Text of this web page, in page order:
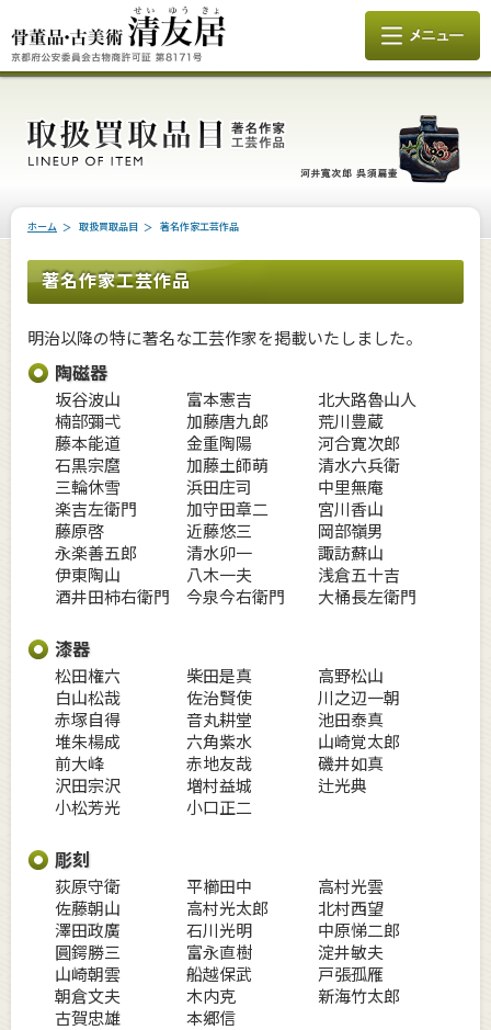
ホーム 取扱買取品目 著名作家工芸作品
著名作家工芸作品
明治以降の特に著名な工芸作家を掲載いたしました。
陶磁器
坂谷波山 富本憲吉
北大路魯山人
楠部彌弌
加藤唐九郎
荒川豊蔵
藤本能道
金重陶陽
河合寛次郎
石黒宗麿
加藤土師萌
清水六兵衛
三輪休雪
浜田庄司
中里無庵
楽吉左衛門
加守田章二
宮川香山
藤原啓
近藤悠三
岡部嶺男
永楽善五郎
清水卯一
諏訪蘇山
伊東陶山
八木一夫
浅倉五十吉
酒井田柿右衛門
今泉今右衛門 大桶長左衛門
漆器
松田権六 柴田是真
高野松山
白山松哉
佐治賢使
川之辺一朝
赤塚自得
音丸耕堂
池田泰真
堆朱楊成
六角紫水
山崎覚太郎
前大峰
赤地友哉
磯井如真
沢田宗沢
増村益城
辻光典
小松芳光
小口正二
彫刻
荻原守衛 平櫛田中
高村光雲
佐藤朝山
高村光太郎
北村西望
澤田政廣
石川光明
中原悌二郎
圓鍔勝三
富永直樹
淀井敏夫
山崎朝雲
船越保武
戸張孤雁
朝倉文夫
木内克
新海竹太郎
古賀忠雄
本郷信